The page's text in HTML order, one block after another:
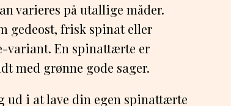
varieres på utallige måder.
gedeost, frisk spinat eller
variant. En spinattærte er
med grønne gode sager.
ud i at lave din egen spinattærte